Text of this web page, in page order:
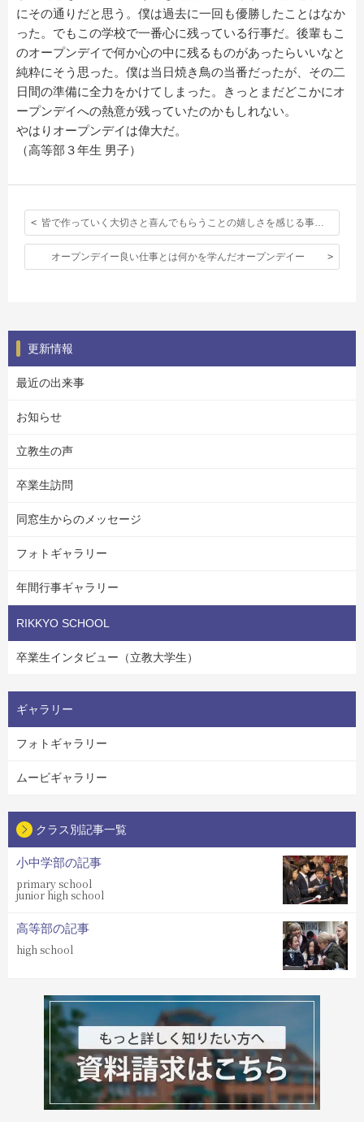
にその通りだと思う。僕は過去に一回も優勝したことはなか
った。でもこの学校で一番心に残っている行事だ。後輩もこ
のオープンデイで何か心の中に残るものがあったらいいなと
純粋にそう思った。僕は当日焼き鳥の当番だったが、その二
日間の準備に全力をかけてしまった。きっとまだどこかにオ
ープンデイへの熱意が残っていたのかもしれない。
やはりオープンデイは偉大だ。
（高等部３年生 男子）
オープンデイー良い仕事とは何かを学んだオープンデイー
更新情報
最近の出来事
お知らせ
立教生の声
卒業生訪問
同窓生からのメッセージ
フォトギャラリー
年間行事ギャラリー
RIKKYO SCHOOL
卒業生インタビュー（立教大学生）
ギャラリー
フォトギャラリー
ムービギャラリー
クラス別記事一覧
小中学部の記事
primary school
junior high school
高等部の記事
high school